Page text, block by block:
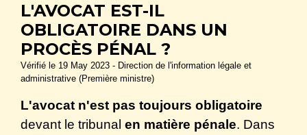
L'AVOCAT EST-IL
OBLIGATOIRE DANS UN
PROCÈS PÉNAL ?
Vérifié le 19 May 2023 - Direction de l'information légale et
administrative (Première ministre)
L'avocat n'est pas toujours obligatoire
devant le tribunal en matière pénale. Dans